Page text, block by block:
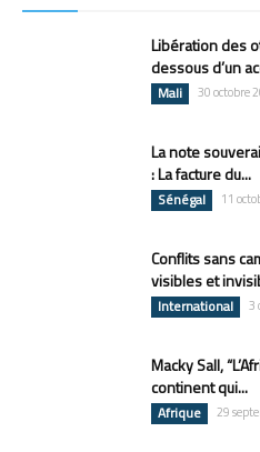
Libération des
dessous d’un
Mali 30 octobre
La note
: La facture du...
Sénégal 11
Conflits sans
visibles et
International 3
Macky Sall,
continent qui...
Afrique 29